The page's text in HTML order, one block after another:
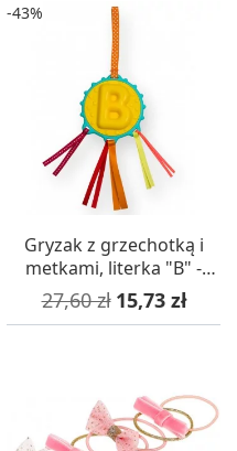
Gryzak z grzechotką i
metkami, literka "B" -
inicjał dziecka
Cena podstawowa
27,60 zł Cena
15,73 zł
-43%